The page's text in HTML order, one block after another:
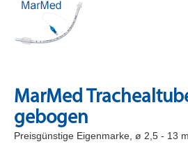
MarMed
gebogen
Preisgünstige Eigenmarke, ø 2,5 - 13